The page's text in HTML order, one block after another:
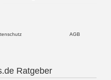
AGB
Ratgeber